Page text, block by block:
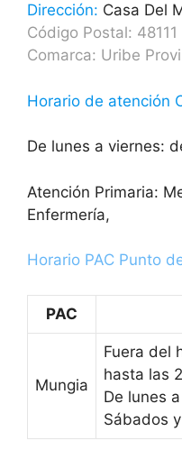
Dirección: Casa Del
Código Postal:
Comarca: Uribe
Horario de atención
De lunes a viernes:
Atención Primaria:
Enfermería,
Horario PAC Punto
PAC
Mungia
Fuera del
hasta las
De lunes
Sábados